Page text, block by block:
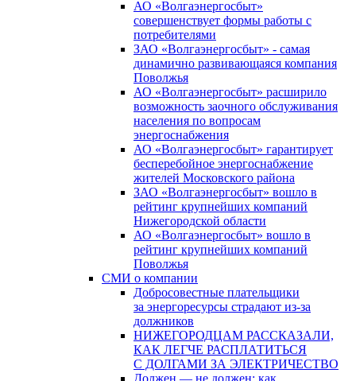
АО «Волгаэнергосбыт»
совершенствует формы работы с
потребителями
ЗАО «Волгаэнергосбыт» - самая
динамично развивающаяся компания
Поволжья
АО «Волгаэнергосбыт» расширило
возможность заочного обслуживания
населения по вопросам
энергоснабжения
АО «Волгаэнергосбыт» гарантирует
бесперебойное энергоснабжение
жителей Московского района
ЗАО «Волгаэнергосбыт» вошло в
рейтинг крупнейших компаний
Нижегородской области
АО «Волгаэнергосбыт» вошло в
рейтинг крупнейших компаний
Поволжья
СМИ о компании
Добросовестные плательщики
за энергоресурсы страдают из-за
должников
НИЖЕГОРОДЦАМ РАССКАЗАЛИ,
КАК ЛЕГЧЕ РАСПЛАТИТЬСЯ
С ДОЛГАМИ ЗА ЭЛЕКТРИЧЕСТВО